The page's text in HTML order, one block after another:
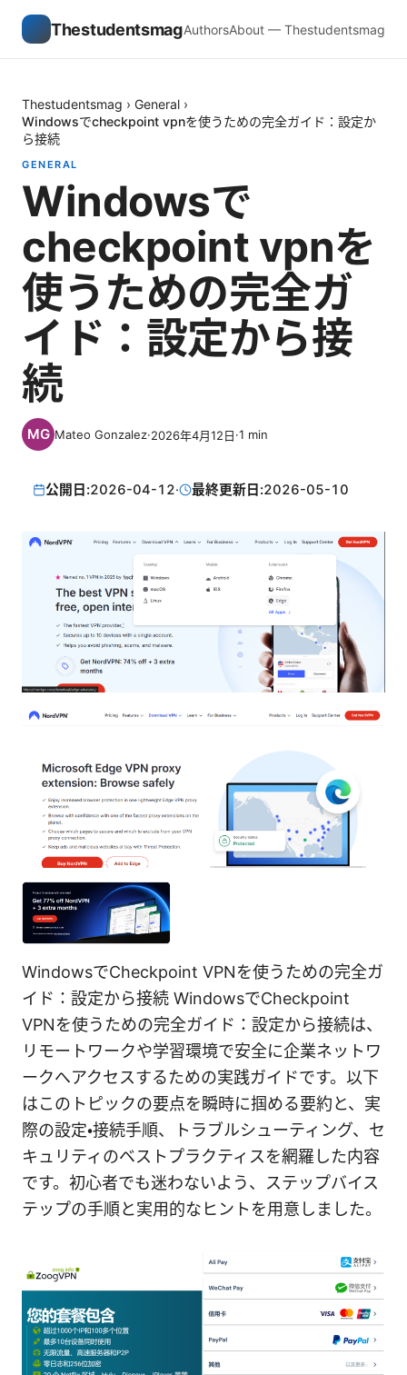
ThestudentsmagAuthorsAbout — Thestudentsmag
Thestudentsmag › General ›
Windowsでcheckpoint vpnを使うための完全ガイド：設定か
ら接続
GENERAL
Windowsで
checkpoint vpnを
使うための完全ガ
イド：設定から接
続
Mateo Gonzalez·2026年4月12日·1 min
公開日:2026-04-12· 最終更新日:2026-05-10
WindowsでCheckpoint VPNを使うための完全ガ
イド：設定から接続 WindowsでCheckpoint
VPNを使うための完全ガイド：設定から接続は、
リモートワークや学習環境で安全に企業ネットワ
ークへアクセスするための実践ガイドです。以下
はこのトピックの要点を瞬時に掴める要約と、実
際の設定・接続手順、トラブルシューティング、セ
キュリティのベストプラクティスを網羅した内容
です。初心者でも迷わないよう、ステップバイス
テップの手順と実用的なヒントを用意しました。